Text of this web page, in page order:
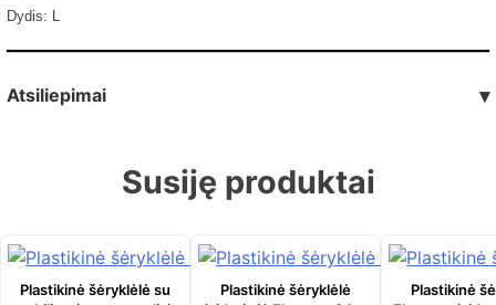
Dydis: L
Atsiliepimai ▾
Susiję produktai
Plastikinė šėryklėlė su
Plastikinė šėryklėlė
Plastikinė